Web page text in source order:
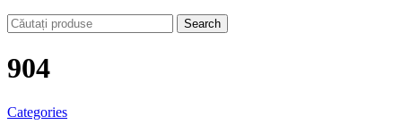
Search
904
Categories